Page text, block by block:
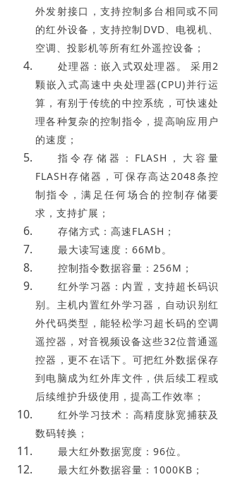
外发射接口，支持控制多台相同或不同
的红外设备，支持控制DVD、电视机、
空调、投影机等所有红外遥控设备；
处理器：嵌入式双处理器。 采用2
颗嵌入式高速中央处理器(CPU)并行运
算，有别于传统的中控系统，可快速处
理各种复杂的控制指令，提高响应用户
的速度；
指令存储器：FLASH，大容量
FLASH存储器，可保存高达2048条控
制指令，满足任何场合的控制存储要
求，支持扩展；
存储方式：高速FLASH；
最大读写速度：66Mb。
控制指令数据容量：256M；
红外学习器：内置，支持超长码识
别。主机内置红外学习器，自动识别红
外代码类型，能轻松学习超长码的空调
遥控器，对音视频设备这些32位普通遥
控器，更不在话下。可把红外数据保存
到电脑成为红外库文件，供后续工程或
后续维护升级使用，提高工作效率；
红外学习技术：高精度脉宽捕获及
数码转换；
最大红外数据宽度：96位。
最大红外数据容量：1000KB；